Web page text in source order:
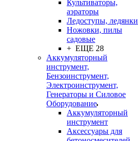
Культиваторы,
аэраторы
Ледоступы, ледянки
Ножовки, пилы
садовые
+ ЕЩЕ 28
Аккумуляторный
инструмент,
Бензоинструмент,
Электроинструмент,
Генераторы и Силовое
Оборудование
Аккумуляторный
инструмент
Аксессуары для